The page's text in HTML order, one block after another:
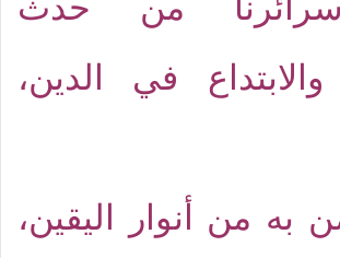
في الدين،
به من أنوار اليقين،